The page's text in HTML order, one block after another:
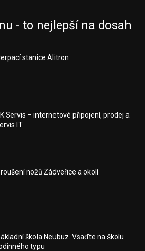
- to nejlepší na dosah
stanice Alitron
Servis – internetové připojení, prodej a
IT
nožů Zádveřice a okolí
škola Neubuz. Vsaďte na školu
typu